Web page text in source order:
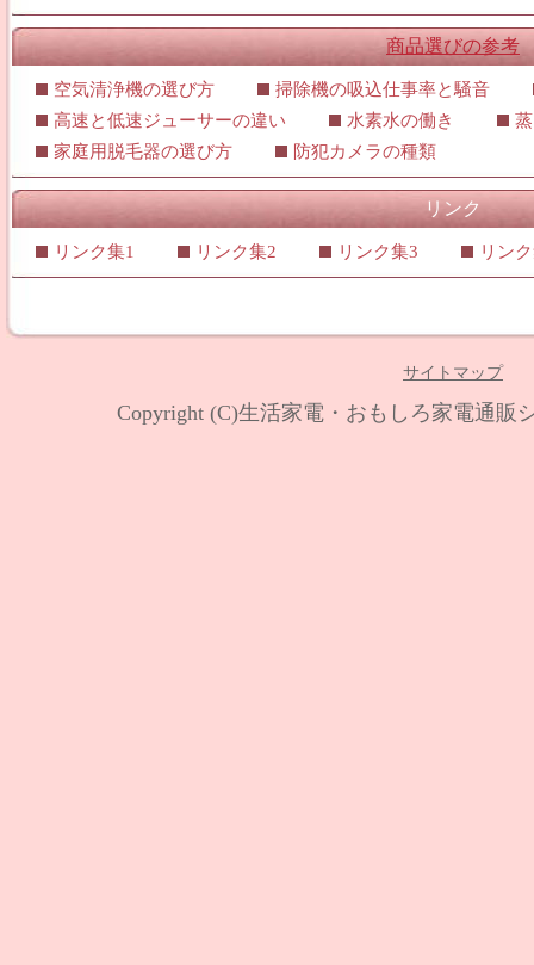
商品選びの参考
空気清浄機の選び方
掃除機の吸込仕事率と騒音
高速と低速ジューサーの違い
水素水の働き
家庭用脱毛器の選び方
防犯カメラの種類
リンク
リンク集1 リンク集2 リンク集3 リン
サイトマップ
Copyright (C)生活家電・おもしろ家電通販